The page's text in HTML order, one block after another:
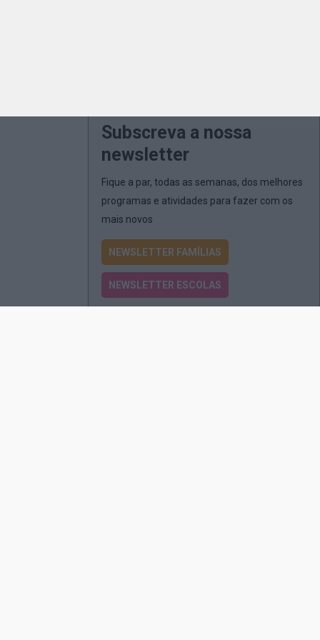
Subscreva a nossa
newsletter
Fique a par, todas as semanas, dos melhores
programas e atividades para fazer com os
mais novos
NEWSLETTER FAMÍLIAS
NEWSLETTER ESCOLAS